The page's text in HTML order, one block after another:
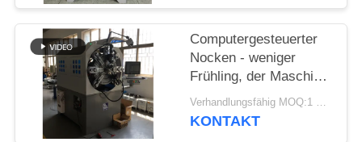
Computergesteuerter
Nocken - weniger
Frühling, der Maschine
mit Draht-Dreh-12
Äxten bildet
Verhandlungsfähig MOQ:1 Satz
KONTAKT